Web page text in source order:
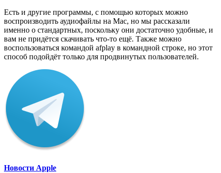
Есть и другие программы, с помощью которых можно
воспроизводить аудиофайлы на Mac, но мы рассказали
именно о стандартных, поскольку они достаточно удобные, и
вам не придётся скачивать что-то ещё. Также можно
воспользоваться командой afplay в командной строке, но этот
способ подойдёт только для продвинутых пользователей.
Новости Apple